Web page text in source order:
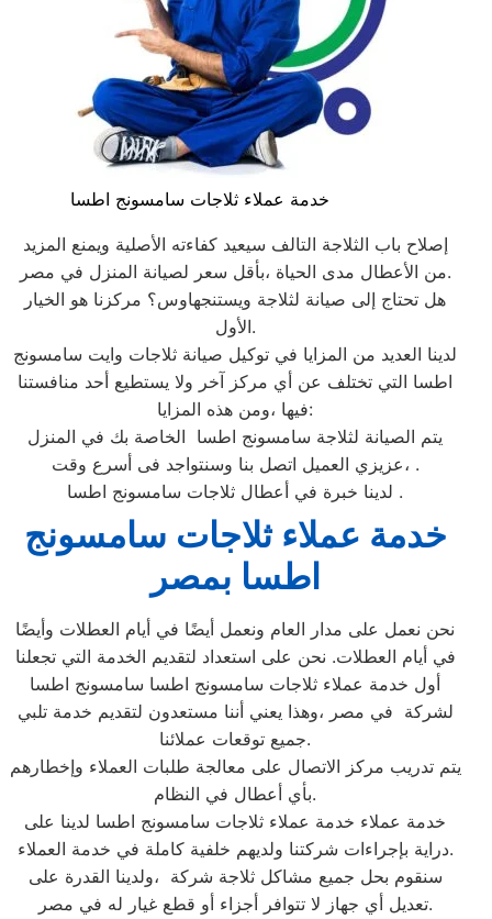
خدمة عملاء ثلاجات سامسونج اطسا
إصلاح باب الثلاجة التالف سيعيد كفاءته الأصلية ويمنع المزيد
من الأعطال مدى الحياة ،بأقل سعر لصيانة المنزل في مصر.
هل تحتاج إلى صيانة لثلاجة ويستنجهاوس؟ مركزنا هو الخيار
الأول.
لدينا العديد من المزايا في توكيل صيانة ثلاجات وايت سامسونج
اطسا التي تختلف عن أي مركز آخر ولا يستطيع أحد منافستنا
فيها ،ومن هذه المزايا:
يتم الصيانة لثلاجة سامسونج اطسا الخاصة بك في المنزل
،عزيزي العميل اتصل بنا وسنتواجد فى أسرع وقت.
لدينا خبرة في أعطال ثلاجات سامسونج اطسا .
خدمة عملاء ثلاجات سامسونج
اطسا بمصر
نحن نعمل على مدار العام ونعمل أيضًا في أيام العطلات وأيضًا
في أيام العطلات. نحن على استعداد لتقديم الخدمة التي تجعلنا
أول خدمة عملاء ثلاجات سامسونج اطسا سامسونج اطسا
لشركة في مصر ،وهذا يعني أننا مستعدون لتقديم خدمة تلبي
جميع توقعات عملائنا.
يتم تدريب مركز الاتصال على معالجة طلبات العملاء وإخطارهم
بأي أعطال في النظام.
خدمة عملاء خدمة عملاء ثلاجات سامسونج اطسا لدينا على
دراية بإجراءات شركتنا ولديهم خلفية كاملة في خدمة العملاء.
سنقوم بحل جميع مشاكل ثلاجة شركة ،ولدينا القدرة على
تعديل أي جهاز لا تتوافر أجزاء أو قطع غيار له في مصر.